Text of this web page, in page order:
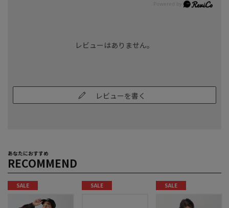
レビューはありません。
レビューを書く
あなたにおすすめ
RECOMMEND
SALE SALE SALE